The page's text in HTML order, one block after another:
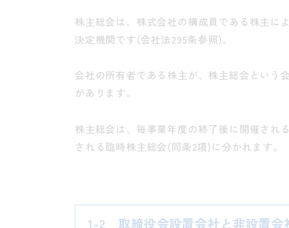
株主総会は、株式会社の構成員である株主に
決定機関です(会社法295条参照)。
会社の所有者である株主が、株主総会という
があります。
株主総会は、毎事業年度の終了後に開催され
される臨時株主総会(同条2項)に分かれます。
1-2 取締役会設置会社と非設置会